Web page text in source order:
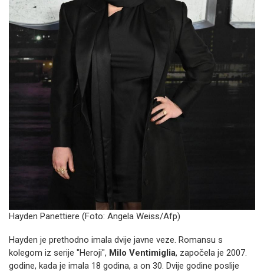
Hayden Panettiere (Foto: Angela Weiss/Afp)
Hayden je prethodno imala dvije javne veze. Romansu s
kolegom iz serije "Heroji", Milo Ventimiglia, započela je 2007.
godine, kada je imala 18 godina, a on 30. Dvije godine poslije